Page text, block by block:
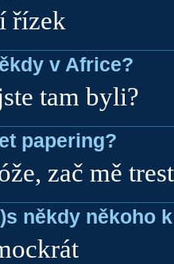
řízek
v Africe?
tam byli?
papering?
zač mě
někdy někoho